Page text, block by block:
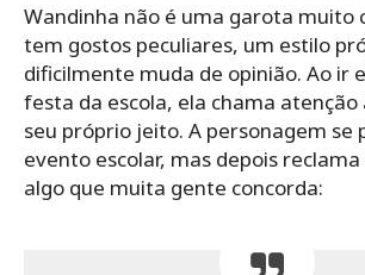
Wandinha não é uma garota muito
tem gostos peculiares, um estilo
dificilmente muda de opinião. Ao ir
festa da escola, ela chama atenção
seu próprio jeito. A personagem se
evento escolar, mas depois
algo que muita gente concorda: